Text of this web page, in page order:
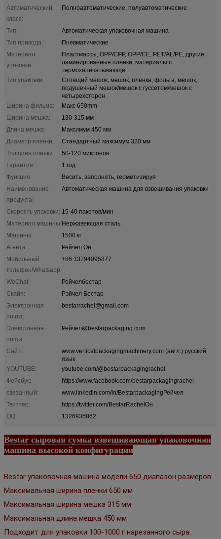
Автоматический
класс:
Полноавтоматические, полуавтоматические
Тип:
Автоматическая упаковочная машина
Тип привода:
Пневматические
Материал
упаковки:
Пластмассы, OPP/CPP, OPP/CE, PET/AL/PE, другие
ламинированные пленки, материалы с
термозапечатывающе
Тип упаковки:
Стоящий мешок, мешок, пленка, фольга, мешок,
подушечный мешок/мешок с гуссетом/мешок с
четырехсторон
Ширина фильма:
Макс 650mm
Ширина мешка:
130-315 мм
Длина мешка:
Максимум 450 мм
Диаметр пленки:
Стандартный максимум 320 мм
Толщина пленки:
50-120 микронов
Гарантия:
1 год
Функция:
Весить, заполнять, герметизируя
Наименование
продукта:
Автоматическая машина для взвешивания упаковки
Скорость упаковки: 15-40 пакетов/мин
Материал машины:Нержавеющая сталь
Машины:
1500 кг
Агента:
Рейчел Он
Мобильный
телефон/Whatsapp:
+86 13794095877
WeChat:
Рейчелбестар
Скайп:
Рэйчел Бестар
Электронная
почта:
bestarrachel@gmail.com
Электронная
почта:
Рейчел@bestarpackaging.com
Сайт:
www.verticalpackagingmachinery.com (англ.) русский
язык
YOUTUBE:
youtube.com/@bestarpackagingrachel
Фейсбук:
https://www.facebook.com/bestarpackagingrachel
связанный:
www.linkedin.com/in/BestarpackagingРейчел
Твиттер:
https://twitter.com/BestarRachelОн
QQ:
1326935862
Bestar сыровая сумка взвешивающая упаковочная
машина высокой конфигурации
Bestar упаковочная машина модели 650 диапазон размеров:
Максимальная ширина пленки 650 мм
Максимальная ширина мешка 315 мм
Максимальная длина мешка 450 мм
Подходит для упаковки 100-1000 г нарезанного сыра.